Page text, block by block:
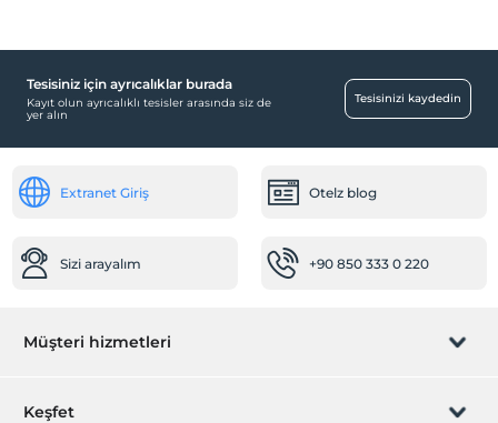
Yiyecek & İçecek
Transfer servisi (ücretli)
Isıtma
Tesisiniz için ayrıcalıklar burada
Kayıt olun ayrıcalıklı tesisler arasında siz de
yer alın
Tesisinizi kaydedin
Extranet Giriş Otelz blog
Sizi arayalım +90 850 333 0 220
Müşteri hizmetleri
Rezervasyon yönet
Keşfet